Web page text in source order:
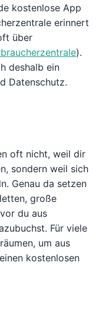
kostenlose App
erinnert
über
).
deshalb ein
Datenschutz.
oft nicht, weil dir
sondern weil sich
Genau da setzen
große
du aus
Für viele
um aus
kostenlosen